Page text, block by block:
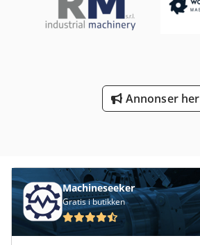
Annonser her
Machineseeker
Gratis i butikken